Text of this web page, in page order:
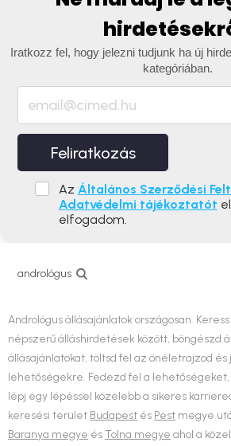
Iratkozz fel, hogy jelezni tudjunk ha új
kategóriában.
Feliratkozás
Az Általános Szerződési
Adatvédelmi tájékoztatót
elfogadom.
andrológus
Andrológus állásajánlatok országosan.
népszerű álláshirdetések között, böngészd
állásajánlatokat, töltsd fel az önéletrajzod
lehetőségekre. Fedezd fel a lehetőségeket,
lépj egy lépéssel közelebb a sikeres
keresési terület Budapest és Pest megye
Baranya megye ésTolna megye ahol a